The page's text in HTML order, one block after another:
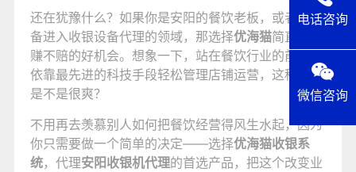
还在犹豫什么？如果你是安阳的餐饮老板，或者正准
备进入收银设备代理的领域，那选择优海猫简直是稳
赚不赔的好机会。想象一下，站在餐饮行业的前沿，
依靠最先进的科技手段轻松管理店铺运营，这种感觉
是不是很爽？
不用再去羡慕别人如何把餐饮经营得风生水起，因为
你只需要做一个简单的决定——选择优海猫收银系
统，代理安阳收银机代理的首选产品，把这个改变业
电话咨询
微信咨询